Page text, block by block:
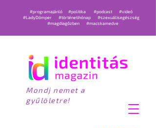
#programajánló #politika #podcast
#videó
#LadyDömper
#történetihónap
#szexuálisegészség
#magdiagőzben
#macskamedve
Mondj nemet a
gyűlöletre!